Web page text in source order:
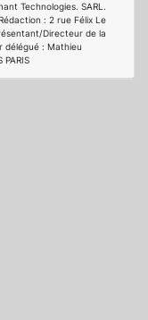
Technologies. SARL.
: 2 rue Félix Le
Directeur de la
délégué : Mathieu
PARIS